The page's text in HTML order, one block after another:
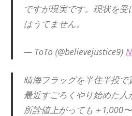
ですが現実です。現状を
はうてません。
— ToTo (@believejustice9)
晴海フラッグを半住半投で
最近すごろくやり始めた人
所詮値上がっても＋1,000